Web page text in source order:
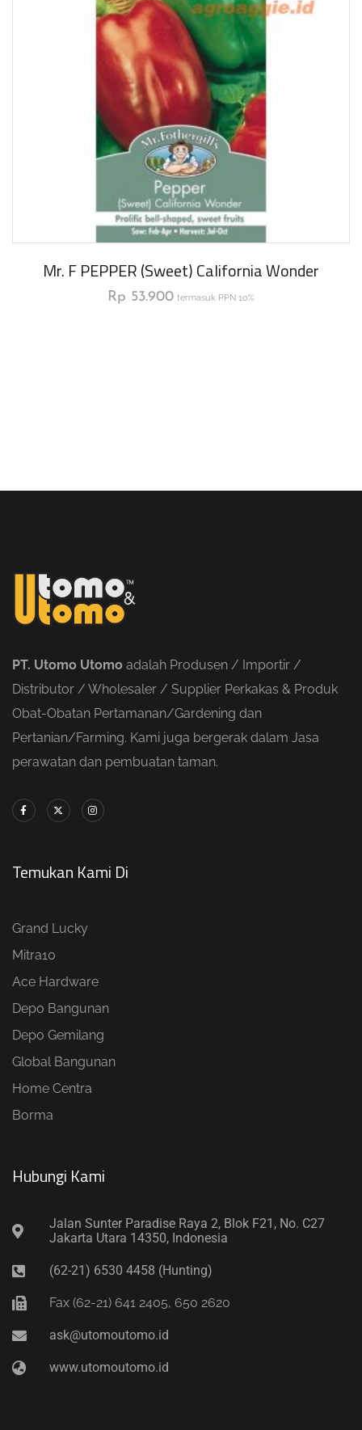
Mr. F PEPPER (Sweet) California Wonder
Rp 53.900 termasuk PPN 10%
PT. Utomo Utomo adalah Produsen / Importir /
Distributor / Wholesaler / Supplier Perkakas & Produk
Obat-Obatan Pertamanan/Gardening dan
Pertanian/Farming. Kami juga bergerak dalam Jasa
perawatan dan pembuatan taman.
Temukan Kami Di
Grand Lucky
Mitra10
Ace Hardware
Depo Bangunan
Depo Gemilang
Global Bangunan
Home Centra
Borma
Hubungi Kami​
Jalan Sunter Paradise Raya 2, Blok F21, No. C27
Jakarta Utara 14350, Indonesia
(62-21) 6530 4458 (Hunting)
Fax (62-21) 641 2405, 650 2620
ask@utomoutomo.id
www.utomoutomo.id